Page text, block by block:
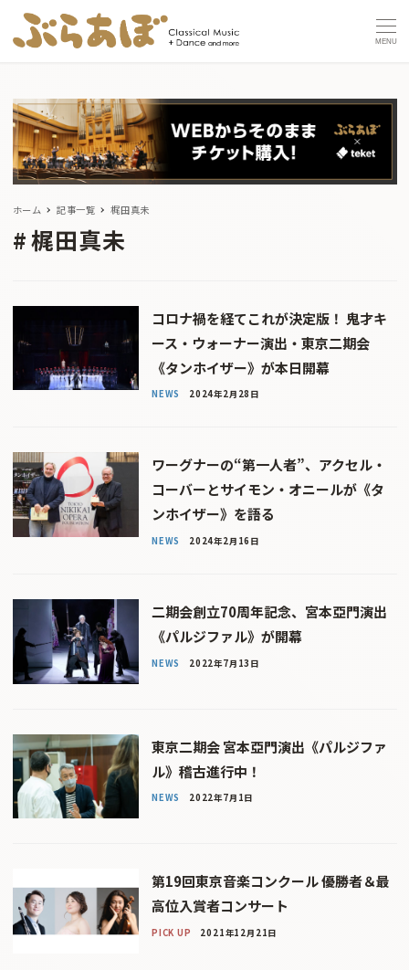
MENU
ホーム 記事一覧 梶田真未
梶田真未
コロナ禍を経てこれが決定版！ 鬼才キ
ース・ウォーナー演出・東京二期会
《タンホイザー》が本日開幕
NEWS 2024年2月28日
ワーグナーの“第一人者”、アクセル・
コーバーとサイモン・オニールが《タ
ンホイザー》を語る
NEWS 2024年2月16日
二期会創立70周年記念、宮本亞門演出
《パルジファル》が開幕
NEWS 2022年7月13日
東京二期会 宮本亞門演出《パルジファ
ル》稽古進行中！
NEWS 2022年7月1日
第19回東京音楽コンクール 優勝者＆最
高位入賞者コンサート
PICK UP 2021年12月21日